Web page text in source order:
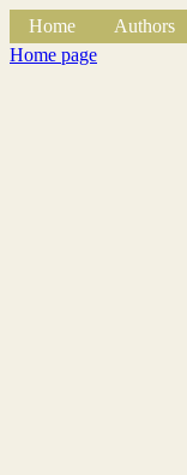
Home Authors
Home page